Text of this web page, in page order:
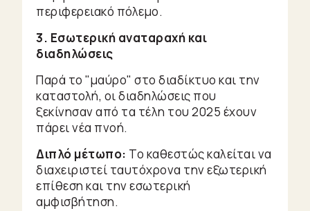
περιφερειακό πόλεμο.
3. Εσωτερική αναταραχή και
διαδηλώσεις
Παρά το "μαύρο" στο διαδίκτυο και την
καταστολή, οι διαδηλώσεις που
ξεκίνησαν από τα τέλη του 2025 έχουν
πάρει νέα πνοή.
Διπλό μέτωπο: Το καθεστώς καλείται να
διαχειριστεί ταυτόχρονα την εξωτερική
επίθεση και την εσωτερική
αμφισβήτηση.